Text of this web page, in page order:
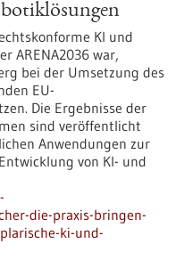
KI und
ARENA2036 war,
bei der Umsetzung des
EU-
Die Ergebnisse der
sind veröffentlicht
Anwendungen zur
von KI- und
die-praxis-bringen-
ki-und-